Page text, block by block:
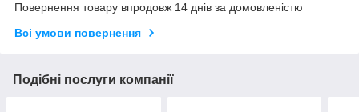
Повернення товару впродовж 14 днів за домовленістю
Всі умови повернення
Подібні послуги компанії